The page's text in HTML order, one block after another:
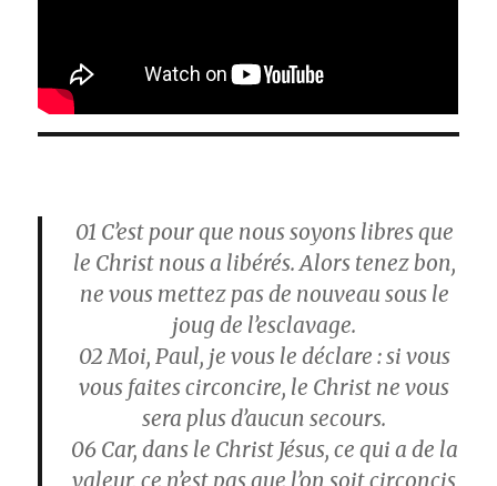
01 C’est pour que nous soyons libres que
le Christ nous a libérés. Alors tenez bon,
ne vous mettez pas de nouveau sous le
joug de l’esclavage.
02Moi, Paul, je vous le déclare : si vous
vous faites circoncire, le Christ ne vous
sera plus d’aucun secours.
06Car, dans le Christ Jésus, ce qui a de la